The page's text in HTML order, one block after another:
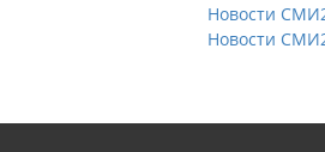
Новости
Новости